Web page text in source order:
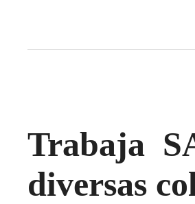
Trabaja
diversas